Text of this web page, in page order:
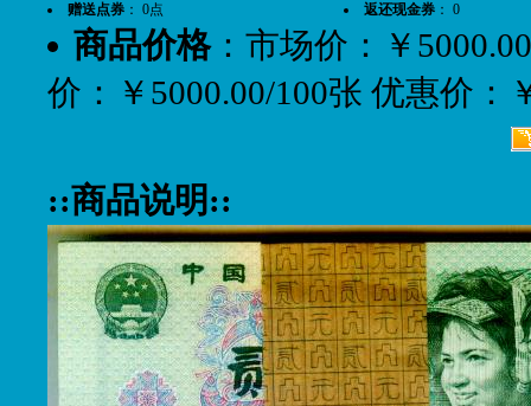
赠送点券 ： 0点
返还现金券 ： 0
商品价格：市场价：￥
价：￥5000.00/100张 优惠价：
::商品说明::